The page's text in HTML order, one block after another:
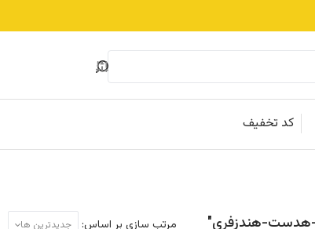
کد تخفیف
مرتب سازی بر اساس: جدیدترین ها